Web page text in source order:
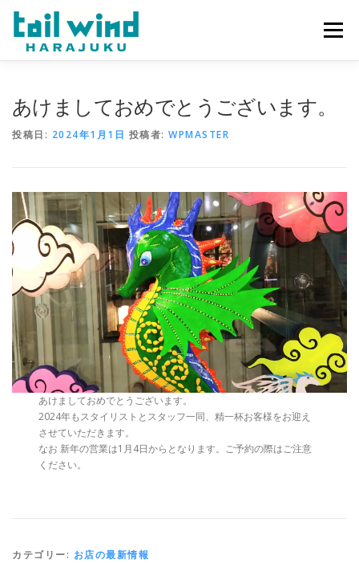
メニュー
あけましておめでとうございます。
投稿日: 2024年1月1日 投稿者: WPMASTER
あけましておめでとうございます。
2024年もスタイリストとスタッフ一同、精一杯お客様をお迎え
させていただきます。
なお 新年の営業は1月4日からとなります。ご予約の際はご注意
ください。
カテゴリー: お店の最新情報